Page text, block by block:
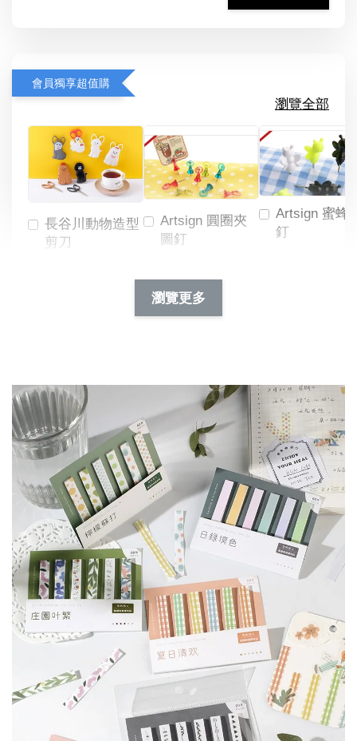
會員獨享超值購
瀏覽全部
長谷川動物造型
剪刀
Artsign 圓圈夾
圖釘
NT$ 19.00
NT$ 66.00
Artsign 蜜蜂
釘
瀏覽更多